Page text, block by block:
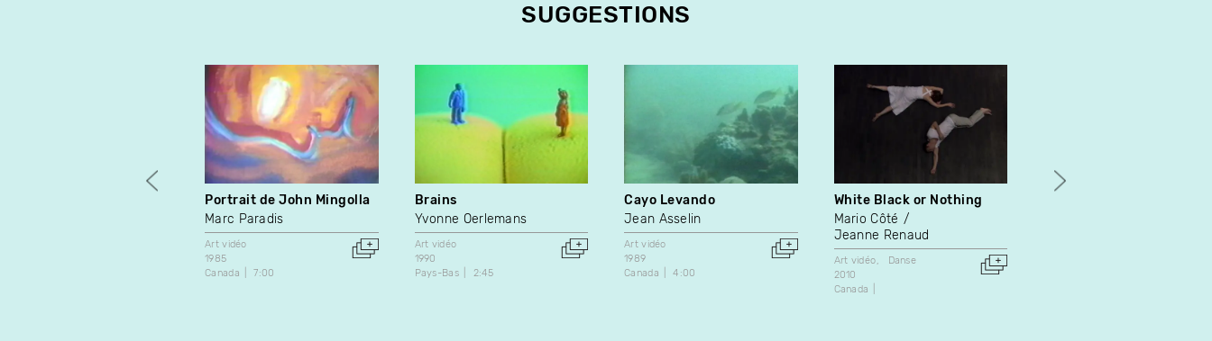
SUGGESTIONS
Portrait de John Mingolla
Marc Paradis
Art vidéo
1985
Canada
7:00
Brains
Yvonne Oerlemans
Art vidéo
1990
Pays-Bas
2:45
Cayo Levando
Jean Asselin
Art vidéo
1989
Canada
4:00
White Black or Nothing
Mario Côté
Jeanne Renaud
Art vidéo
Danse
2010
Canada